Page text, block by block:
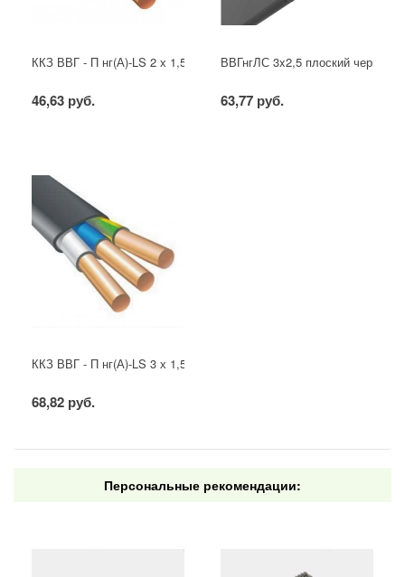
ККЗ ВВГ - П нг(А)-LS 2 х 1,5 ГОСТ
46,63 руб.
ВВГнгЛС 3x2,5 плоский черный
63,77 руб.
ККЗ ВВГ - П нг(А)-LS 3 х 1,5 ГОСТ
68,82 руб.
Персональные рекомендации: